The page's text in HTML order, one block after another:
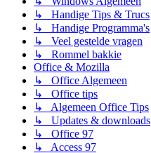
↳ Handige Tips & Trucs
↳ Handige Programma's
↳ Veel gestelde vragen
↳ Rommel bakkie
Office & Mozilla
↳ Office Algemeen
↳ Office tips
↳ Algemeen Office Tips
↳ Updates & downloads
↳ Office 97
↳ Access 97